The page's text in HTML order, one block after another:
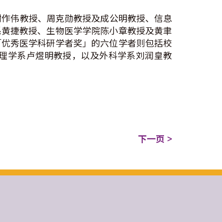
伟教授、周克勋教授及成公明教授、信息
捷教授、生物医学学院陈小章教授及黄聿
秀医学科研学者奖」的六位学者则包括校
学系卢煜明教授，以及外科学系刘润皇教
下一页 >